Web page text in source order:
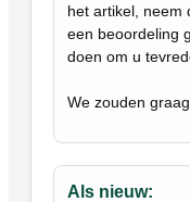
het artikel, neem
een beoordeling
doen om u
We zouden
Als nieuw: